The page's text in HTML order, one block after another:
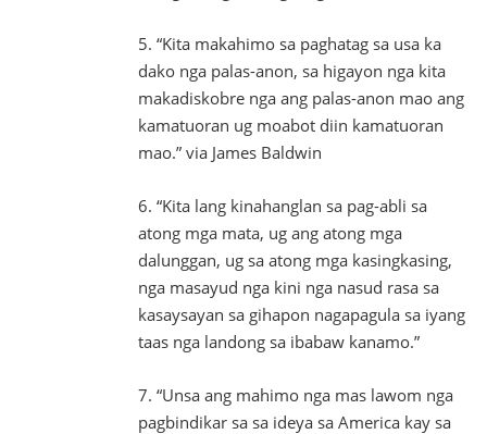
5. “Kita makahimo sa paghatag sa usa ka
dako nga palas-anon, sa higayon nga kita
makadiskobre nga ang palas-anon mao ang
kamatuoran ug moabot diin kamatuoran
mao.” via James Baldwin
6. “Kita lang kinahanglan sa pag-abli sa
atong mga mata, ug ang atong mga
dalunggan, ug sa atong mga kasingkasing,
nga masayud nga kini nga nasud rasa sa
kasaysayan sa gihapon nagapagula sa iyang
taas nga landong sa ibabaw kanamo.”
7. “Unsa ang mahimo nga mas lawom nga
pagbindikar sa sa ideya sa America kay sa